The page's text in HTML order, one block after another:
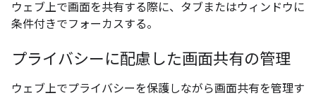
ウェブ上で画面を共有する際に、タブまたはウィンドウに
条件付きでフォーカスする。
プライバシーに配慮した画面共有の管理
ウェブ上でプライバシーを保護しながら画面共有を管理す